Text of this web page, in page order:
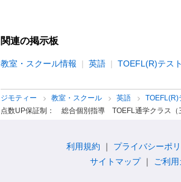
関連の掲示板
教室・スクール情報 英語 TOEFL(R)テスト
ジモティー 教室・スクール 英語 TOEFL(R)
点数UP保証制： 総合個別指導 TOEFL通学クラス（
利用規約 プライバシーポ
サイトマップ
ご利